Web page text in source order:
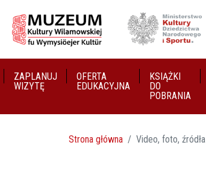
ZAPLANUJ
WIZYTĘ
OFERTA
EDUKACYJNA
KSIĄŻKI
DO
POBRANIA
Strona główna Video, foto, źródła